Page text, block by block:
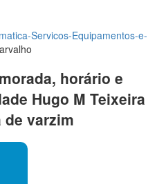
Servicos-Equipamentos-e-
horário e
Hugo M Teixeira
de varzim